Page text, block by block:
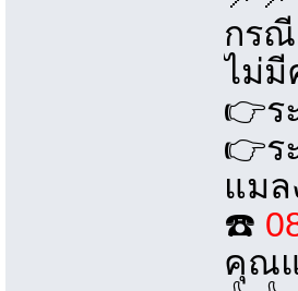
กรณี
ไม่มี
👉ร
👉ร
แมล
☎️
คุณ